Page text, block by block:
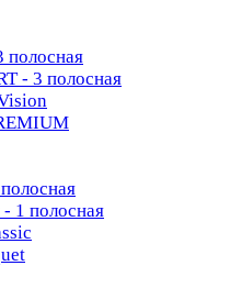
полосная
- 3 полосная
1 полосная